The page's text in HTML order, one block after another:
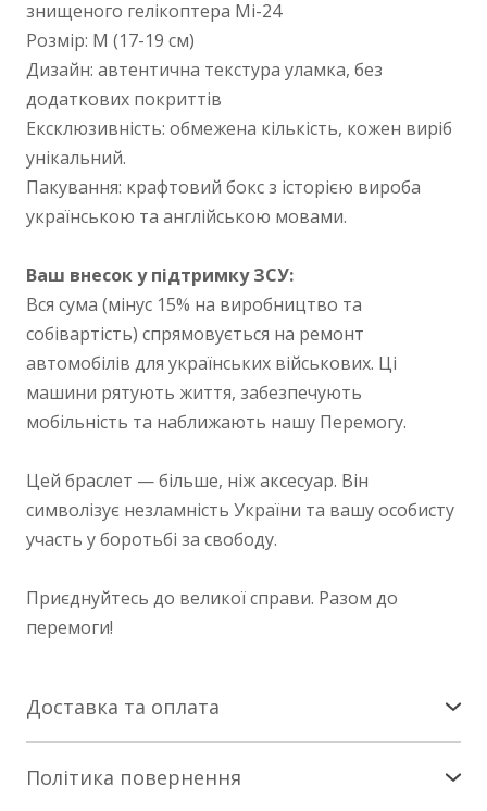
знищеного гелікоптера Мі-24
Розмір: М (17-19 см)
Дизайн: автентична текстура уламка, без
додаткових покриттів
Ексклюзивність: обмежена кількість, кожен виріб
унікальний.
Пакування: крафтовий бокс з історією вироба
українською та англійською мовами.
Ваш внесок у підтримку ЗСУ:
Вся сума (мінус 15% на виробництво та
собівартість) спрямовується на ремонт
автомобілів для українських військових. Ці
машини рятують життя, забезпечують
мобільність та наближають нашу Перемогу.
Цей браслет — більше, ніж аксесуар. Він
символізує незламність України та вашу особисту
участь у боротьбі за свободу.
Приєднуйтесь до великої справи. Разом до
перемоги!
Доставка та оплата
Здійснюється службою «Нова Пошта». Патчі -
Політика повернення